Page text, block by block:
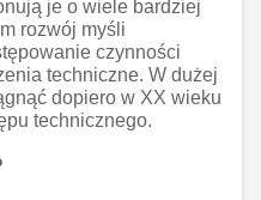
je o wiele bardziej
rozwój myśli
czynności
techniczne. W dużej
dopiero w XX wieku
technicznego.